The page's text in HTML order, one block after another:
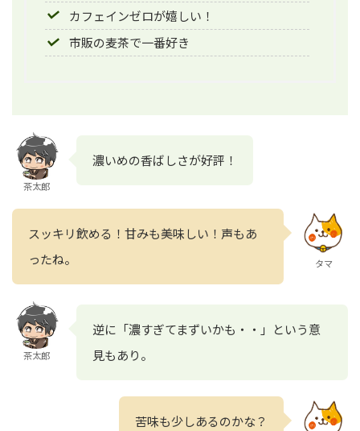
カフェインゼロが嬉しい！
市販の麦茶で一番好き
茶太郎
濃いめの香ばしさが好評！
スッキリ飲める！甘みも美味しい！声もあ
ったね。
タマ
茶太郎
逆に「濃すぎてまずいかも・・」という意
見もあり。
苦味も少しあるのかな？